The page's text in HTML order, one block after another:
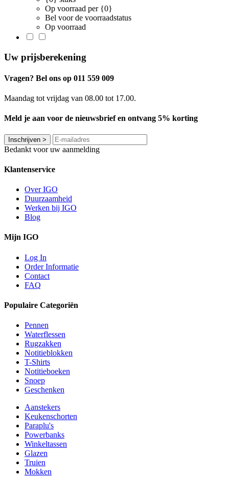
Op voorraad per {0}
Bel voor de voorraadstatus
Op voorraad
Uw prijsberekening
Vragen? Bel ons op 011 559 009
Maandag tot vrijdag van 08.00 tot 17.00.
Meld je aan voor de nieuwsbrief en ontvang 5% korting
Inschrijven >
Bedankt voor uw aanmelding
Klantenservice
Over IGO
Duurzaamheid
Werken bij IGO
Blog
Mijn IGO
Log In
Order Informatie
Contact
FAQ
Populaire Categoriën
Pennen
Waterflessen
Rugzakken
Notitieblokken
T-Shirts
Notitieboeken
Snoep
Geschenken
Aanstekers
Keukenschorten
Paraplu's
Powerbanks
Winkeltassen
Glazen
Truien
Mokken